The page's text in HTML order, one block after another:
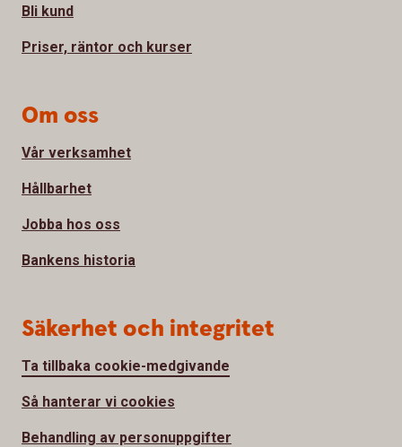
Bli kund
Priser, räntor och kurser
Om oss
Vår verksamhet
Hållbarhet
Jobba hos oss
Bankens historia
Säkerhet och integritet
Ta tillbaka cookie-medgivande
Så hanterar vi cookies
Behandling av personuppgifter